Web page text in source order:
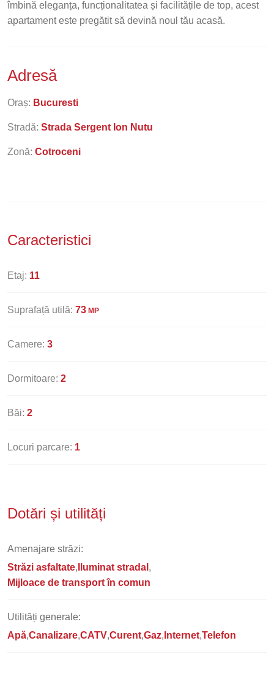
îmbină eleganța, funcționalitatea și facilitățile de top, acest
apartament este pregătit să devină noul tău acasă.
Adresă
Oraș: Bucuresti
Stradă: Strada Sergent Ion Nutu
Zonă: Cotroceni
Caracteristici
Etaj: 11
Suprafață utilă: 73 MP
Camere: 3
Dormitoare: 2
Băi: 2
Locuri parcare: 1
Dotări și utilități
Amenajare străzi:
Străzi asfaltate
Iluminat stradal
Mijloace de transport în comun
Utilități generale:
Apă Canalizare CATV Curent Gaz Internet Telefon